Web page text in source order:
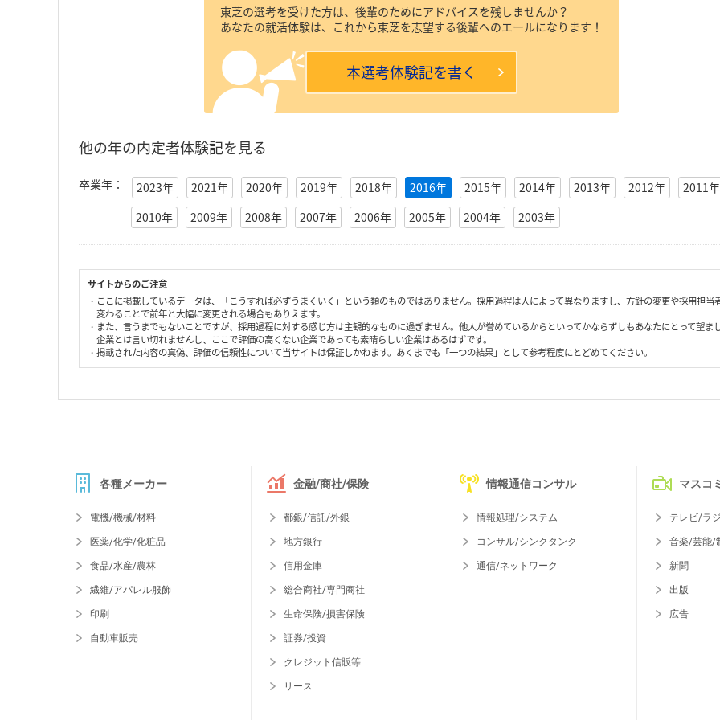
東芝の選考を受けた方は、後輩のためにアドバイスを残しませんか？
あなたの就活体験は、これから東芝を志望する後輩へのエールになります！
本選考体験記を書く
他の年の内定者体験記を見る
卒業年： 2023年 2021年 2020年 2019年 2018年 2016年 2015年 2014年 2013年 2012年
2011年
2010年
2009年 2008年 2007年 2006年 2005年 2004年 2003年
サイトからのご注意
・ここに掲載しているデータは、「こうすれば必ずうまくいく」という類のものではありません。採用過程は人によって異なりますし、方針の変更や採用担当
変わることで前年と大幅に変更される場合もありえます。
・また、言うまでもないことですが、採用過程に対する感じ方は主観的なものに過ぎません。他人が誉めているからといってかならずしもあなたにとって望ま
企業とは言い切れませんし、ここで評価の高くない企業であっても素晴らしい企業はあるはずです。
・掲載された内容の真偽、評価の信頼性について当サイトは保証しかねます。あくまでも「一つの結果」として参考程度にとどめてください。
各種メーカー
電機/機械/材料
医薬/化学/化粧品
食品/水産/農林
繊維/アパレル服飾
印刷
自動車販売
金融/商社/保険
都銀/信託/外銀
地方銀行
信用金庫
総合商社/専門商社
生命保険/損害保険
証券/投資
クレジット信販等
リース
情報通信コンサル
情報処理/システム
コンサル/シンクタンク
通信/ネットワーク
マスコミ
テレビ/ラ
音楽/芸能/
新聞
出版
広告